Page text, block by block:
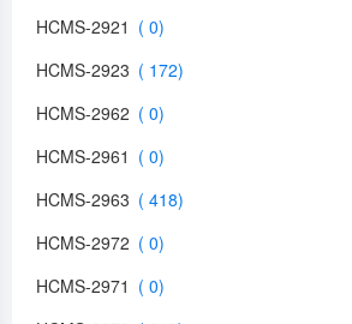
HCMS-2921
HCMS-2923
HCMS-2962
HCMS-2961
HCMS-2963
HCMS-2972
HCMS-2971